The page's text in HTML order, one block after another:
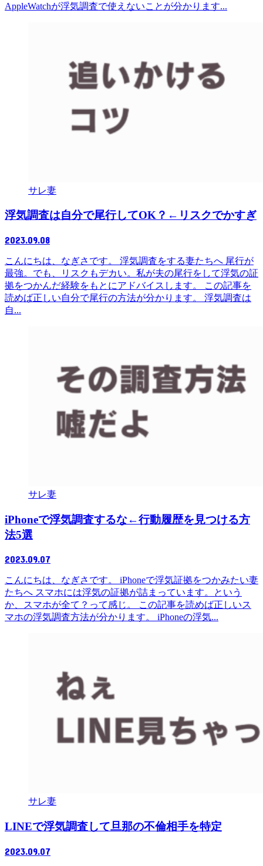
AppleWatchが浮気調査で使えないことが分かります...
サレ妻
浮気調査は自分で尾行してOK？←リスクでかすぎ
2023.09.08
こんにちは、なぎさです。 浮気調査をする妻たちへ 尾行が
最強。でも、リスクもデカい。私が夫の尾行をして浮気の証
拠をつかんだ経験をもとにアドバイスします。 この記事を
読めば正しい自分で尾行の方法が分かります。 浮気調査は
自...
サレ妻
iPhoneで浮気調査するな←行動履歴を見つける方
法5選
2023.09.07
こんにちは、なぎさです。 iPhoneで浮気証拠をつかみたい妻
たちへ スマホには浮気の証拠が詰まっています。という
か、スマホが全て？って感じ。 この記事を読めば正しいス
マホの浮気調査方法が分かります。 iPhoneの浮気...
サレ妻
LINEで浮気調査して旦那の不倫相手を特定
2023.09.07